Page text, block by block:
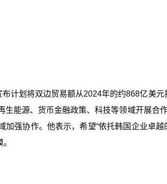
计划将双边贸易额从2024年的约868亿美
能源、货币金融政策、科技等领域开展合
强协作。他表示，希望“依托韩国企业卓